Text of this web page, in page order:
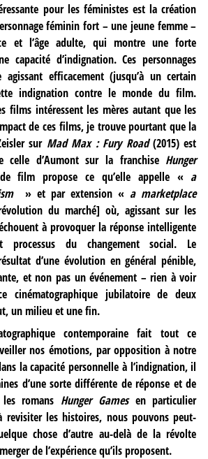
pour les féministes est la création
féminin fort – une jeune femme –
et l’âge adulte, qui montre une forte
capacité d’indignation. Ces personnages
efficacement (jusqu’à un certain
indignation contre le monde du film.
films intéressent les mères autant que les
de ces films, je trouve pourtant que la
sur Mad Max : Fury Road(2015) est
celle d’Aumont sur la franchise Hunger
film propose ce qu’elle appelle « a
» et par extension « a marketplace
du marché] où, agissant sur les
à provoquer la réponse intelligente
processus du changement social. Le
d’une évolution en général pénible,
et non pas un événement – rien à voir
cinématographique jubilatoire de deux
un milieu et une fin.
contemporaine fait tout ce
nos émotions, par opposition à notre
la capacité personnelle à l’indignation, il
d’une sorte différente de réponse et de
romans Hunger Gamesen particulier
les histoires, nous pouvons peut-
chose d’autre au-delà de la révolte
de l’expérience qu’ils proposent.